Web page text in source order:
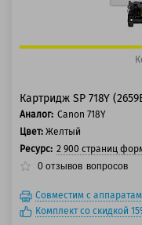
Картридж SP 718Y
Аналог: Canon 718Y
Цвет: Желтый
Ресурс: 2 900 страниц
0 отзывов вопросов
Совместим с
Комплект со скидкой